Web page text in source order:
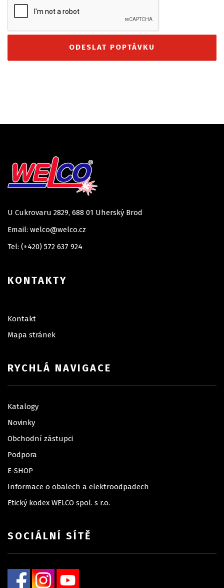
U Cukrovaru 2829, 688 01 Uherský Brod
Email: welco@welco.cz
Tel: (+420) 572 637 924
KONTAKTY
Kontakt
Mapa stránek
RYCHLÁ NAVIGACE
Katalogy
Novinky
Obchodní zástupci
Podpora
E-SHOP
Informace o obalech a elektroodpadech
Etický kodex WELCO spol. s r.o.
SOCIÁLNÍ SÍTĚ